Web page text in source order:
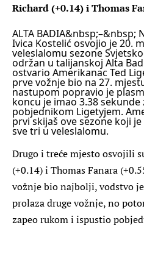
Richard (+0.14) i Thomas
ALTA BADIA&nbsp;–&nbsp;
Ivica Kostelić osvojio je 20.
veleslalomu sezone
održan u talijanskoj Alta
ostvario Amerikanac Ted
prve vožnje bio na 27.
nastupom popravio je
koncu je imao 3.38 sekunde
pobjednikom Ligetyjem.
prvi skijaš ove sezone koji
sve tri u veleslalomu.
Drugo i treće mjesto osvojili
(+0.14) i Thomas Fanara
vožnje bio najbolji, vodstvo
prolaza druge vožnje, no
zapeo rukom i ispustio